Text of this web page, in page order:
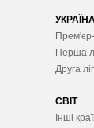
Прем'єр-
Перша
Друга
СВІТ
Інші